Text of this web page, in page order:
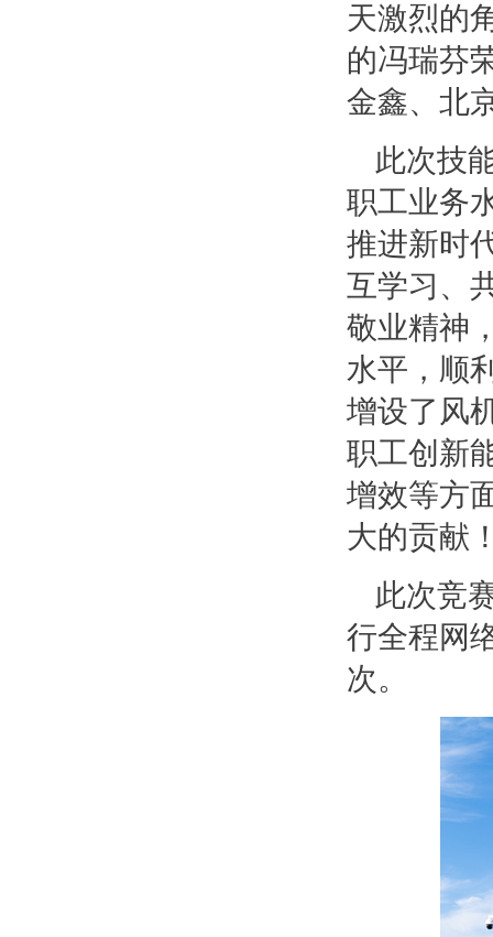
天激烈的
的冯瑞芬
金鑫、北
此次技
职工业务
推进新时
互学习、
敬业精神
水平，顺
增设了风
职工创新
增效等方
大的贡献
此次竞
行全程网
次。